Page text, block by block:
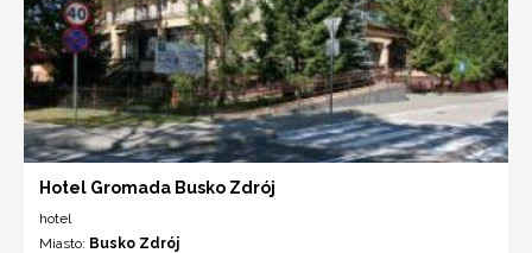
Hotel Gromada Busko Zdrój
hotel
Miasto: Busko Zdrój